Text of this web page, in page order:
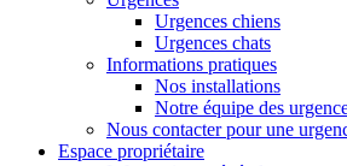
Urgences chiens
Urgences chats
Informations pratiques
Nos installations
Notre équipe des
Nous contacter pour une
Espace propriétaire